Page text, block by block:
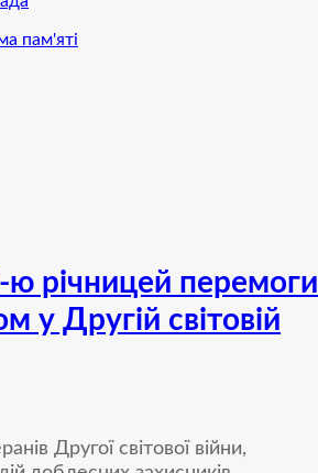
ю річницей перемоги
у Другій світовій
Другої світової війни,